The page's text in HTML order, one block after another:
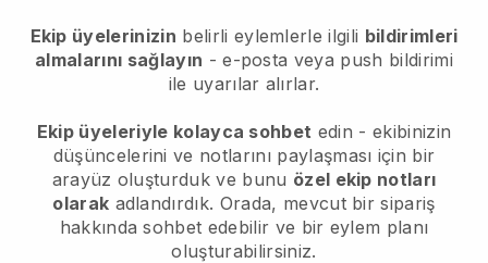
Ekip üyelerinizin belirli eylemlerle ilgili bildirimleri
almalarını sağlayın - e-posta veya push bildirimi
ile uyarılar alırlar.
Ekip üyeleriyle kolayca sohbet edin - ekibinizin
düşüncelerini ve notlarını paylaşması için bir
arayüz oluşturduk ve bunu özel ekip notları
olarak adlandırdık. Orada, mevcut bir sipariş
hakkında sohbet edebilir ve bir eylem planı
oluşturabilirsiniz.